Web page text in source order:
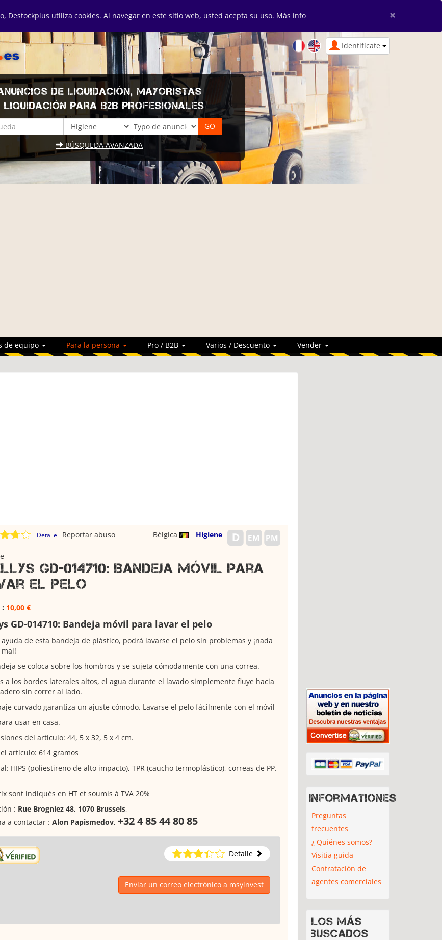
Destockplus utiliza cookies. Al navegar en este sitio web, usted acepta su uso. Más info ×
Identifícate
DE LIQUIDACIÓN, MAYORISTAS
LIQUIDACIÓN PARA B2B PROFESIONALES
BÚSQUEDA AVANZADA
de equipo Para la persona Pro / B2B Varios / Descuento Vender
Detalle Bélgica Higiene
Reportar abuso
GD-014710: Bandeja móvil para
el pelo
: 10,00 €
GD-014710: Bandeja móvil para lavar el pelo
ayuda de esta bandeja de plástico, podrá lavarse el pelo sin problemas y ¡nada
se coloca sobre los hombros y se sujeta cómodamente con una correa.
a los bordes laterales altos, el agua durante el lavado simplemente fluye hacia
sin correr al lado.
curvado garantiza un ajuste cómodo. Lavarse el pelo fácilmente con el móvil
usar en casa.
del artículo: 44, 5 x 32, 5 x 4 cm.
artículo: 614 gramos
HIPS (poliestireno de alto impacto), TPR (caucho termoplástico), correas de PP.
sont indiqués en HT et soumis à TVA 20%
: Rue Brogniez 48, 1070 Brussels,
a contactar : Alon Papismedov, +32 4 85 44 80 85
Detalle
Enviar un correo electrónico a msyinvest
Informationes
Preguntas
frecuentes
¿ Quiénes somos?
Visitia guida
Contratación de
agentes comerciales
Los más
buscados